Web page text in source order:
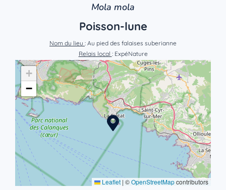
Mola mola
Poisson-lune
Nom du lieu : Au pied des falaises suberianne
Relais local : ExpéNature
+
−
Leaflet | ©OpenStreetMapcontributors